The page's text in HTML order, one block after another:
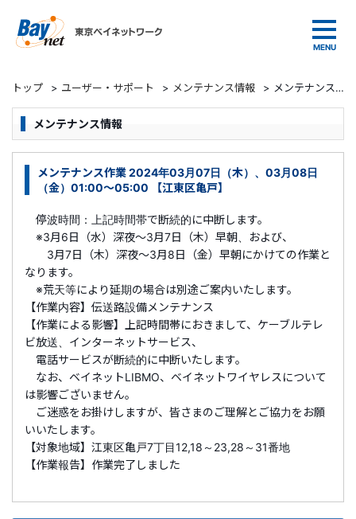
トップ > ユーザー・サポート > メンテナンス情報 > メンテナンス作業 2024年03月07日（木）、03月08日（金）01:00～05:00 【江東区亀戸】
メンテナンス情報
メンテナンス作業 2024年03月07日（木）、03月08日
（金）01:00～05:00 【江東区亀戸】
停波時間：上記時間帯で断続的に中断します。
※3月6日（水）深夜～3月7日（木）早朝、および、
3月7日（木）深夜～3月8日（金）早朝にかけての作業と
なります。
※荒天等により延期の場合は別途ご案内いたします。
【作業内容】伝送路設備メンテナンス
【作業による影響】上記時間帯におきまして、ケーブルテレ
ビ放送、インターネットサービス、
電話サービスが断続的に中断いたします。
なお、ベイネットLIBMO、ベイネットワイヤレスについて
は影響ございません。
ご迷惑をお掛けしますが、皆さまのご理解とご協力をお願
いいたします。
【対象地域】江東区亀戸7丁目12,18～23,28～31番地
【作業報告】作業完了しました